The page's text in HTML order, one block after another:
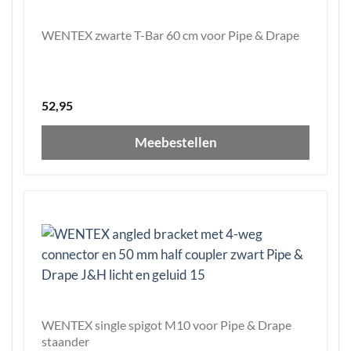
WENTEX zwarte T-Bar 60 cm voor Pipe & Drape
52,95
Meebestellen
WENTEX single spigot M10 voor Pipe & Drape
staander